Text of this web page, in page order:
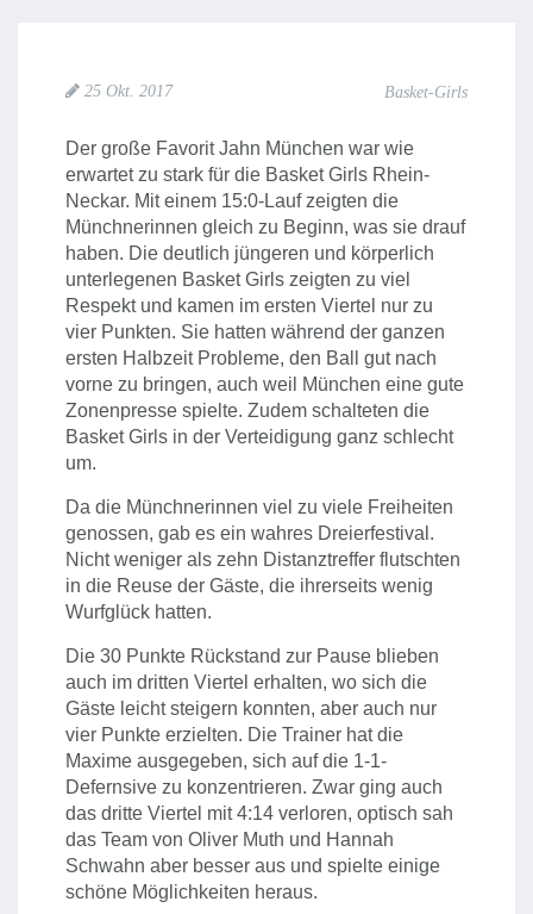
25 Okt. 2017 Basket-Girls
Der große Favorit Jahn München war wie
erwartet zu stark für die Basket Girls Rhein-
Neckar. Mit einem 15:0-Lauf zeigten die
Münchnerinnen gleich zu Beginn, was sie drauf
haben. Die deutlich jüngeren und körperlich
unterlegenen Basket Girls zeigten zu viel
Respekt und kamen im ersten Viertel nur zu
vier Punkten. Sie hatten während der ganzen
ersten Halbzeit Probleme, den Ball gut nach
vorne zu bringen, auch weil München eine gute
Zonenpresse spielte. Zudem schalteten die
Basket Girls in der Verteidigung ganz schlecht
um.
Da die Münchnerinnen viel zu viele Freiheiten
genossen, gab es ein wahres Dreierfestival.
Nicht weniger als zehn Distanztreffer flutschten
in die Reuse der Gäste, die ihrerseits wenig
Wurfglück hatten.
Die 30 Punkte Rückstand zur Pause blieben
auch im dritten Viertel erhalten, wo sich die
Gäste leicht steigern konnten, aber auch nur
vier Punkte erzielten. Die Trainer hat die
Maxime ausgegeben, sich auf die 1-1-
Defernsive zu konzentrieren. Zwar ging auch
das dritte Viertel mit 4:14 verloren, optisch sah
das Team von Oliver Muth und Hannah
Schwahn aber besser aus und spielte einige
schöne Möglichkeiten heraus.